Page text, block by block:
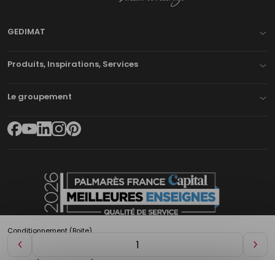
Conditionnement (Boite)
Diminuer
GEDIMAT
Produits, Inspirations, Services
Le groupement